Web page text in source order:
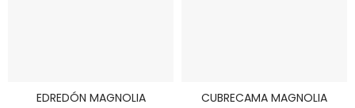
COMPRAR
EDREDÓN MAGNOLIA
COMPRAR
CUBRECAMA MAGNOLIA